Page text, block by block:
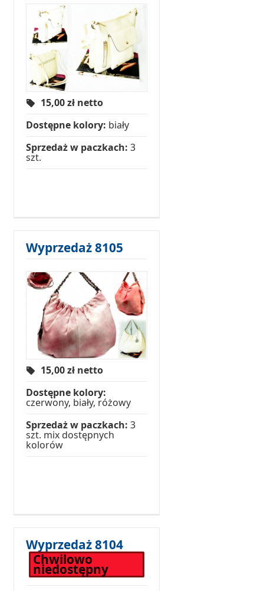
15,00zł netto
Dostępne kolory: biały
Sprzedaż w paczkach:3
szt.
Wyprzedaż 8105
15,00zł netto
Dostępne kolory:
czerwony, biały, różowy
Sprzedaż w paczkach:3
szt. mix dostępnych
kolorów
Wyprzedaż 8104
Chwilowo
niedostępny